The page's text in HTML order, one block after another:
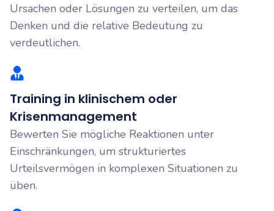
Ursachen oder Lösungen zu verteilen, um das
Denken und die relative Bedeutung zu
verdeutlichen.
Training in klinischem oder
Krisenmanagement
Bewerten Sie mögliche Reaktionen unter
Einschränkungen, um strukturiertes
Urteilsvermögen in komplexen Situationen zu
üben.